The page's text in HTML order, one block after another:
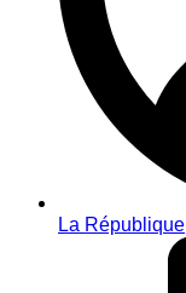
La République